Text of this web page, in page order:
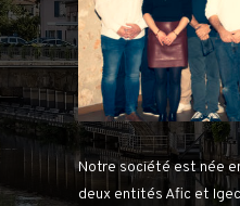
Notre société est née
deux entités Afic et